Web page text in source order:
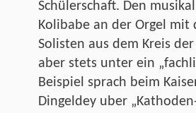
Schülerschaft. Den
Kolibabe an der Orgel mit
Solisten aus dem Kreis
aber stets unter ein
Beispiel sprach beim
Dingeldey uber